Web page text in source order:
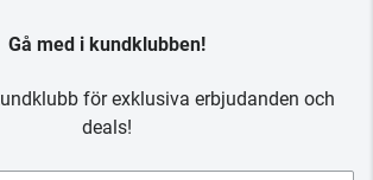
Gå med i kundklubben!
för exklusiva erbjudanden och
deals!